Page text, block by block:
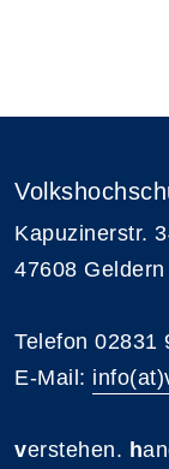
Kapuzinerstr.
47608 Geldern
Telefon 02831
E-Mail:
verstehen. h